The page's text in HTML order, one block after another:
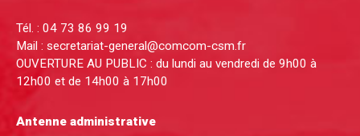
Tél. : 04 73 86 99 19
Mail : secretariat-general@comcom-csm.fr
OUVERTURE AU PUBLIC : du lundi au vendredi de 9h00 à
12h00 et de 14h00 à 17h00
Antenne administrative